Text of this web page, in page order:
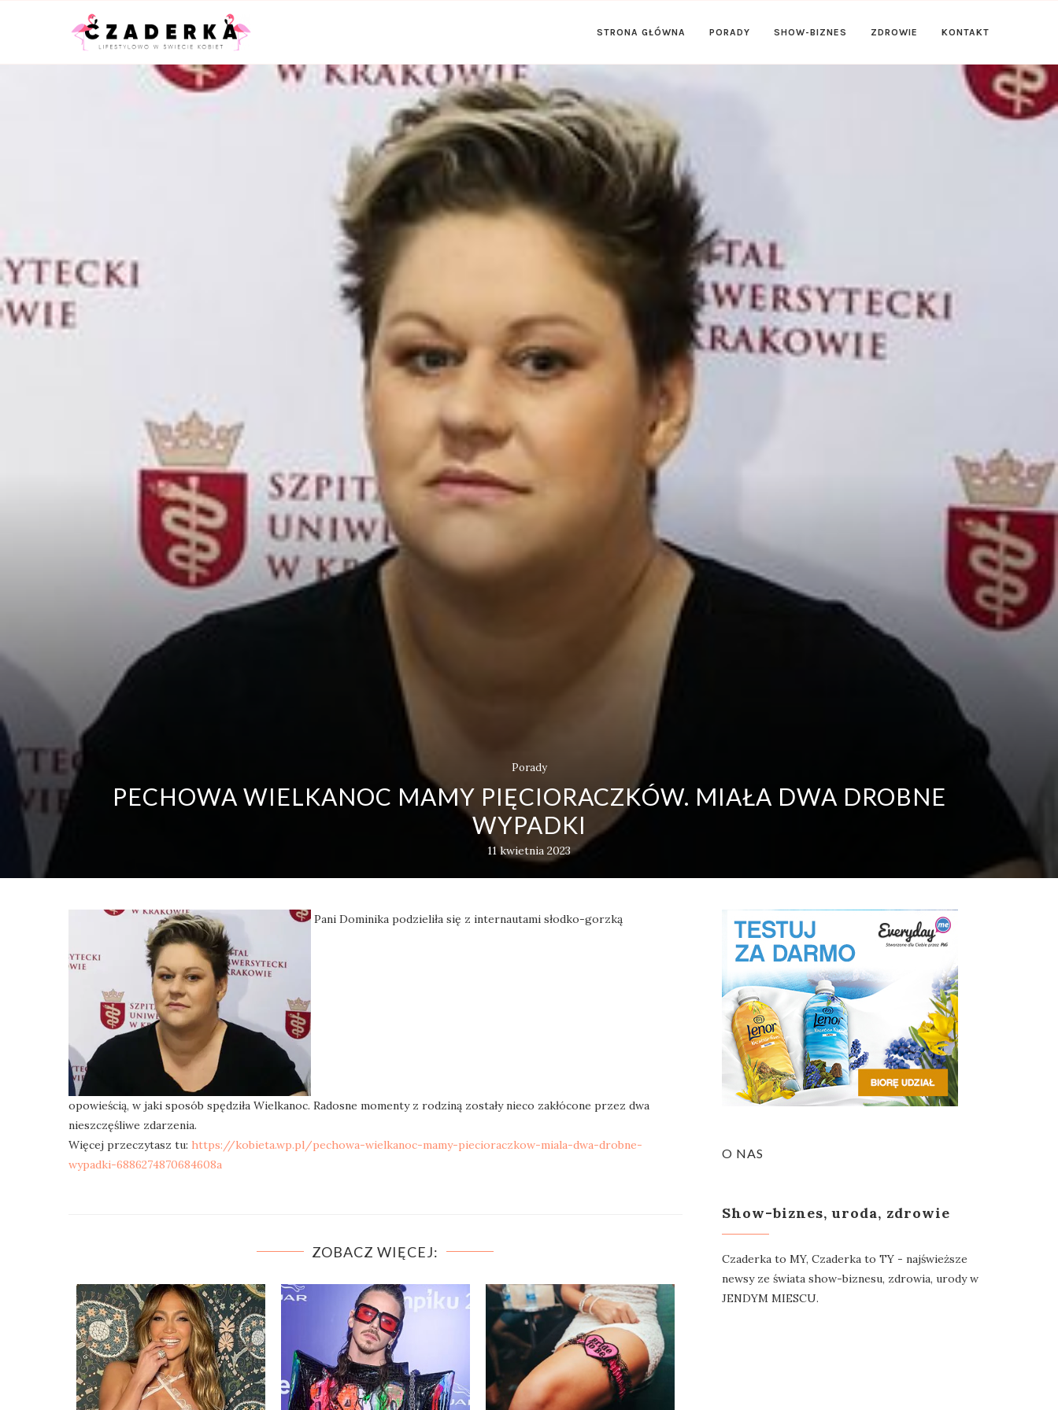
STRONA GŁÓWNA PORADY SHOW-BIZNES ZDROWIE KONTAKT
Porady
PECHOWA WIELKANOC MAMY PIĘCIORACZKÓW. MIAŁA DWA DROBNE
WYPADKI
11 kwietnia 2023
Pani Dominika podzieliła się z internautami słodko-gorzką
opowieścią, w jaki sposób spędziła Wielkanoc. Radosne momenty z rodziną zostały nieco zakłócone przez dwa
nieszczęśliwe zdarzenia.
Więcej przeczytasz tu: https://kobieta.wp.pl/pechowa-wielkanoc-mamy-piecioraczkow-miala-dwa-drobne-
wypadki-6886274870684608a
ZOBACZ WIĘCEJ:
O NAS
Show-biznes, uroda, zdrowie
Czaderka to MY, Czaderka to TY - najświeższe
newsy ze świata show-biznesu, zdrowia, urody w
JENDYM MIESCU.